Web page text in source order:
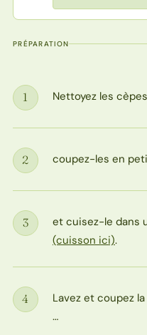
PRÉPARATION
Étape
1 Nettoyez les
Étape
2 coupez-les en
Étape
3
et cuisez-le dans
(cuisson ici).
Étape
4
Lavez et coupez
…